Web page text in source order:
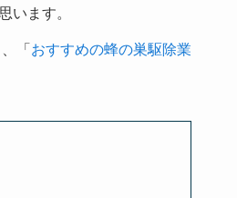
います。
「 おすすめの蜂の巣駆除業